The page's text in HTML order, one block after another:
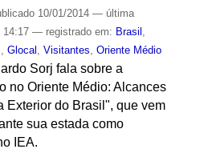
10/01/2014 — última
— registrado em: Brasil ,
, Glocal , Visitantes, Oriente Médio
Sorj fala sobre a
no Oriente Médio: Alcances
Exterior do Brasil", que vem
sua estada como
IEA.